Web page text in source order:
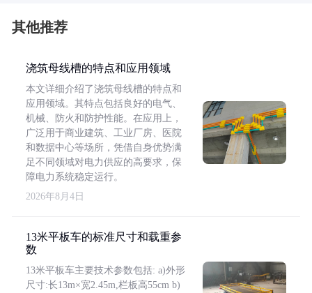
其他推荐
浇筑母线槽的特点和应用领域
本文详细介绍了浇筑母线槽的特点和
应用领域。其特点包括良好的电气、
机械、防火和防护性能。在应用上，
广泛用于商业建筑、工业厂房、医院
和数据中心等场所，凭借自身优势满
足不同领域对电力供应的高要求，保
障电力系统稳定运行。
2026年8月4日
13米平板车的标准尺寸和载重参
数
13米平板车主要技术参数包括: a)外形
尺寸:长13m×宽2.45m,栏板高55cm b)